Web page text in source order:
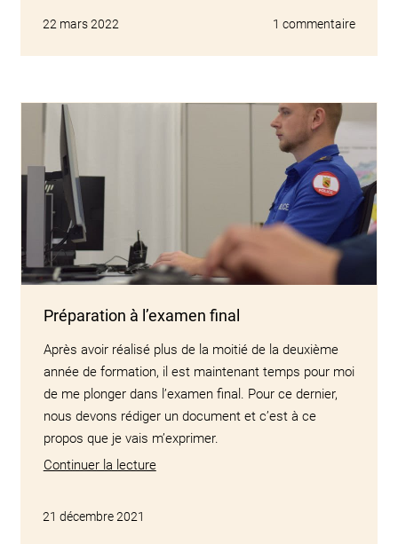
22 mars 2022 1 commentaire
Préparation à l’examen final
Après avoir réalisé plus de la moitié de la deuxième
année de formation, il est maintenant temps pour moi
de me plonger dans l’examen final. Pour ce dernier,
nous devons rédiger un document et c’est à ce
propos que je vais m’exprimer.
Continuer la lecture
21 décembre 2021